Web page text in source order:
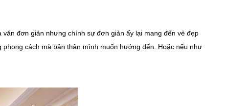
đơn giản nhưng chính sự đơn giản ấy lại mang đến vẻ đẹp
cách mà bản thân mình muốn hướng đến. Hoặc nếu như